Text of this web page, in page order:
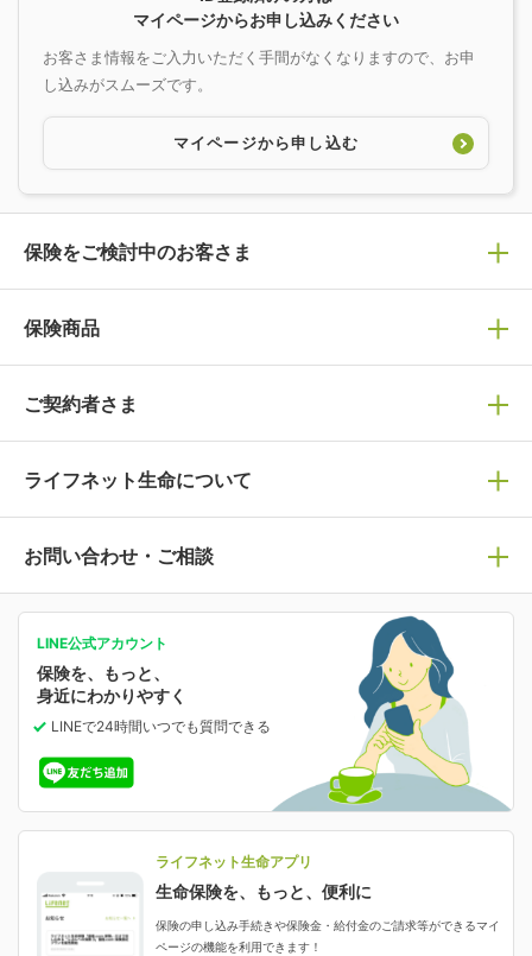
マイページからお申し込みください
お客さま情報をご入力いただく手間がなくなりますので、お申
し込みがスムーズです。
マイページから申し込む
保険をご検討中のお客さま
保険の選び方
保険選びで迷っている方はチェック！
保険の基礎知識や選び方を解説！
人生のステージに必要な保険がわかる！
保険ジャンバラヤ
あなたの人生と保険選びのためのWebメディア
選ばれる理由・評判
ライフネット生命の特長
ライフネット生命が選ばれる理由がわかる！
評判・口コミ
ご契約者さまに聞きました！
申し込みガイド
保険商品
保険商品一覧
万が一に備える
病気や手術に備える
がん保険
がんに備える
女性保険
就業不能保険
就業不能状態に備える
認知症・MCIに備える
ご契約者さま
マイページログイン
ご契約内容の確認
お客さま情報の確認・変更
保険料の支払い方法の変更
中断したお申し込みの再開
お申し込み後の状況確認
減額・解約・追加契約の申し込み など
ご契約者さま向け各種お手続き・サービス
保険金・給付金のご請求
ライフネット生命について
ライフネット生命についてトップ
会社情報
業績・財務情報
保険金等の支払状況
採用情報
生命保険マニフェスト
お問い合わせ・ご相談
保険相談サービス
よくあるご質問
資料請求
LINE公式アカウント
保険を、もっと、
身近にわかりやすく
LINEで24時間いつでも質問できる
ライフネット生命アプリ
生命保険を、もっと、便利に
保険の申し込み手続きや保険金・給付金のご請求等ができるマイ
ページの機能を利用できます！